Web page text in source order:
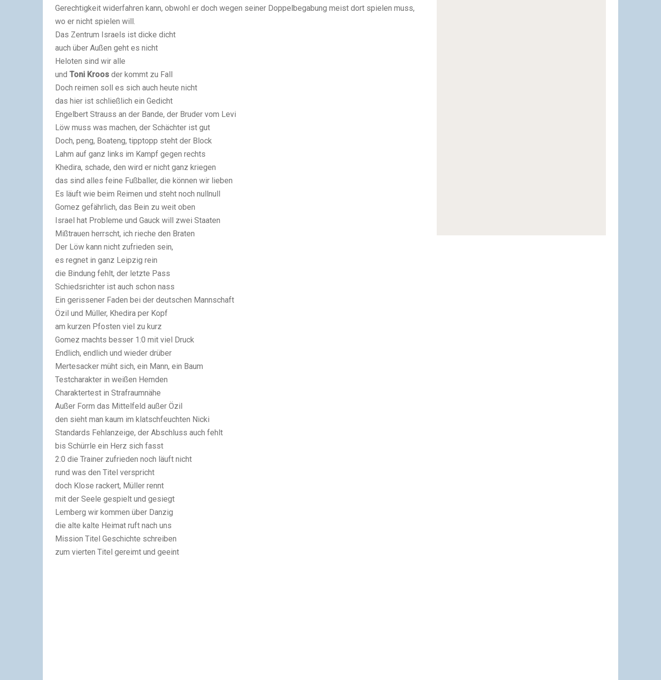
Gerechtigkeit widerfahren kann, obwohl er doch wegen seiner Doppelbegabung meist dort spielen muss,
wo er nicht spielen will.
Das Zentrum Israels ist dicke dicht
auch über Außen geht es nicht
Heloten sind wir alle
und Toni Kroos der kommt zu Fall
Doch reimen soll es sich auch heute nicht
das hier ist schließlich ein Gedicht
Engelbert Strauss an der Bande, der Bruder vom Levi
Löw muss was machen, der Schächter ist gut
Doch, peng, Boateng, tipptopp steht der Block
Lahm auf ganz links im Kampf gegen rechts
Khedira, schade, den wird er nicht ganz kriegen
das sind alles feine Fußballer, die können wir lieben
Es läuft wie beim Reimen und steht noch nullnull
Gomez gefährlich, das Bein zu weit oben
Israel hat Probleme und Gauck will zwei Staaten
Mißtrauen herrscht, ich rieche den Braten
Der Löw kann nicht zufrieden sein,
es regnet in ganz Leipzig rein
die Bindung fehlt, der letzte Pass
Schiedsrichter ist auch schon nass
Ein gerissener Faden bei der deutschen Mannschaft
Özil und Müller, Khedira per Kopf
am kurzen Pfosten viel zu kurz
Gomez machts besser 1:0 mit viel Druck
Endlich, endlich und wieder drüber
Mertesacker müht sich, ein Mann, ein Baum
Testcharakter in weißen Hemden
Charaktertest in Strafraumnähe
Außer Form das Mittelfeld außer Özil
den sieht man kaum im klatschfeuchten Nicki
Standards Fehlanzeige, der Abschluss auch fehlt
bis Schürrle ein Herz sich fasst
2:0 die Trainer zufrieden noch läuft nicht
rund was den Titel verspricht
doch Klose rackert, Müller rennt
mit der Seele gespielt und gesiegt
Lemberg wir kommen über Danzig
die alte kalte Heimat ruft nach uns
Mission Titel Geschichte schreiben
zum vierten Titel gereimt und geeint